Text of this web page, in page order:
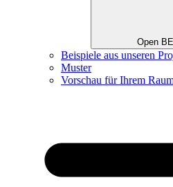
Open
Beispiele aus unseren
Muster
Vorschau für Ihrem